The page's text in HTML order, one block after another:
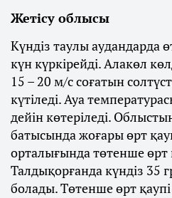
Жетісу облысы
Күндіз таулы аудандарда
күн күркірейді. Алакөл
15 – 20 м/с соғатын
күтіледі. Ауа
дейін көтеріледі.
батысында жоғары өрт
орталығында төтенше өрт
Талдықорғанда күндіз 35
болады. Төтенше өрт